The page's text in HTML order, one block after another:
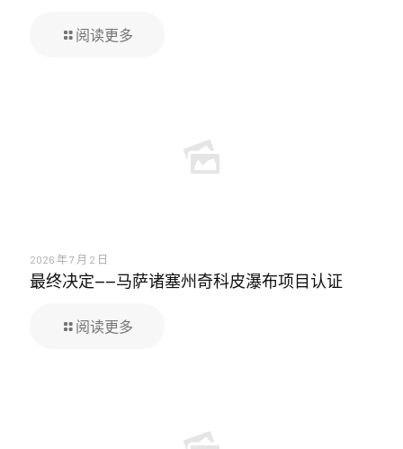
阅读更多
2026 年 7 月 2 日
最终决定——马萨诸塞州奇科皮瀑布项目认证
阅读更多